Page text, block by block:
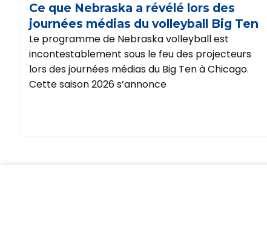
Ce que Nebraska a révélé lors des
journées médias du volleyball Big Ten
Le programme de Nebraska volleyball est
incontestablement sous le feu des projecteurs
lors des journées médias du Big Ten à Chicago.
Cette saison 2026 s’annonce